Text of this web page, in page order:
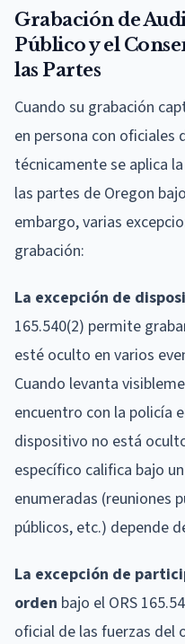
Grabación de
Público y el
las Partes
Cuando su grabación
en persona con oficiales
técnicamente se aplica
las partes de Oregon
embargo, varias
grabación:
La excepción de
165.540(2) permite
esté oculto en varios
Cuando levanta
encuentro con la policía
dispositivo no está
específico califica bajo
enumeradas (reuniones
públicos, etc.) depende
La excepción de
orden bajo el ORS
oficial de las fuerzas del